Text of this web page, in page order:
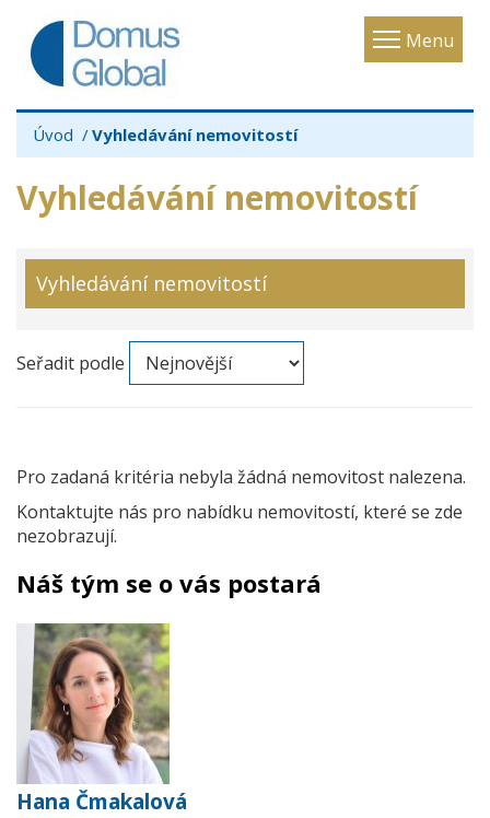
Menu
Toggle
Úvod Vyhledávání nemovitostí
Vyhledávání nemovitostí
Vyhledávání nemovitostí
Seřadit podle
Pro zadaná kritéria nebyla žádná nemovitost nalezena.
Kontaktujte nás pro nabídku nemovitostí, které se zde
nezobrazují.
Náš tým se o vás postará
Hana Čmakalová